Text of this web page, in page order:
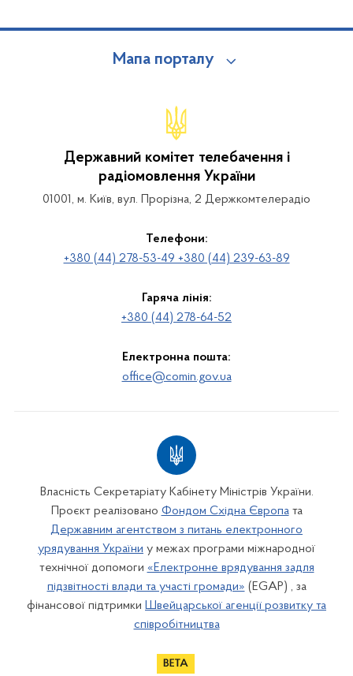
Мапа порталу
Державний комітет телебачення і
радіомовлення України
01001, м. Київ, вул. Прорізна, 2 Держкомтелерадіо
Телефони:
+380 (44) 278-53-49 +380 (44) 239-63-89
Гаряча лінія:
+380 (44) 278-64-52
Електронна пошта:
office@comin.gov.ua
Власність Секретаріату Кабінету Міністрів України.
Проєкт реалізовано Фондом Східна Європата
Державним агентством з питань електронного
урядування України у межах програми міжнародної
технічної допомоги «Електронне врядування задля
підзвітності влади та участі громади» (EGAP) , за
фінансової підтримки Швейцарської агенції розвитку та
співробітництва